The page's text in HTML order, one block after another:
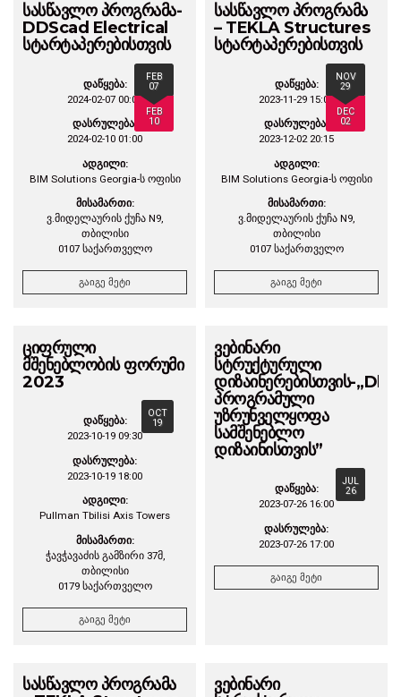
სასწავლო პროგრამა-
DDScad Electrical
სტარტაპერებისთვის
FEB
07
FEB
10
დაწყება:
2024-02-07 00:00
დასრულება:
2024-02-10 01:00
ადგილი:
BIM Solutions Georgia-ს ოფისი
მისამართი:
ვ.მიდელაურის ქუჩა N9,
თბილისი
0107 საქართველო
გაიგე მეტი
სასწავლო პროგრამა
– TEKLA Structures
სტარტაპერებისთვის
NOV
29
DEC
02
დაწყება:
2023-11-29 15:00
დასრულება:
2023-12-02 20:15
ადგილი:
BIM Solutions Georgia-ს ოფისი
მისამართი:
ვ.მიდელაურის ქუჩა N9,
თბილისი
0107 საქართველო
გაიგე მეტი
ციფრული
მშენებლობის ფორუმი
2023
OCT
19
დაწყება:
2023-10-19 09:30
დასრულება:
2023-10-19 18:00
ადგილი:
Pullman Tbilisi Axis Towers
მისამართი:
ჭავჭავაძის გამზირი 37მ,
თბილისი
0179 საქართველო
გაიგე მეტი
ვებინარი
სტრუქტურული
დიზაინერებისთვის-
პროგრამული
უზრუნველყოფა
სამშენებლო
დიზაინისთვის”
JUL
26
დაწყება:
2023-07-26 16:00
დასრულება:
2023-07-26 17:00
გაიგე მეტი
სასწავლო პროგრამა
ვებინარი